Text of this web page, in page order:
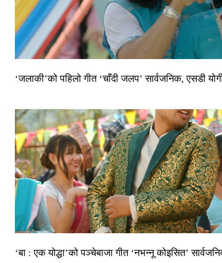
‘जलाकी’को पहिलो गीत ‘चाँदी जलप’ सार्वजनिक, एसडी
‘बा : एक योद्धा’को पञ्चेबाजा गीत ‘नभन्नू कोइसित’